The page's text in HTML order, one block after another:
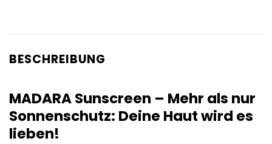
BESCHREIBUNG
MADARA Sunscreen – Mehr als nur
Sonnenschutz: Deine Haut wird es
lieben!